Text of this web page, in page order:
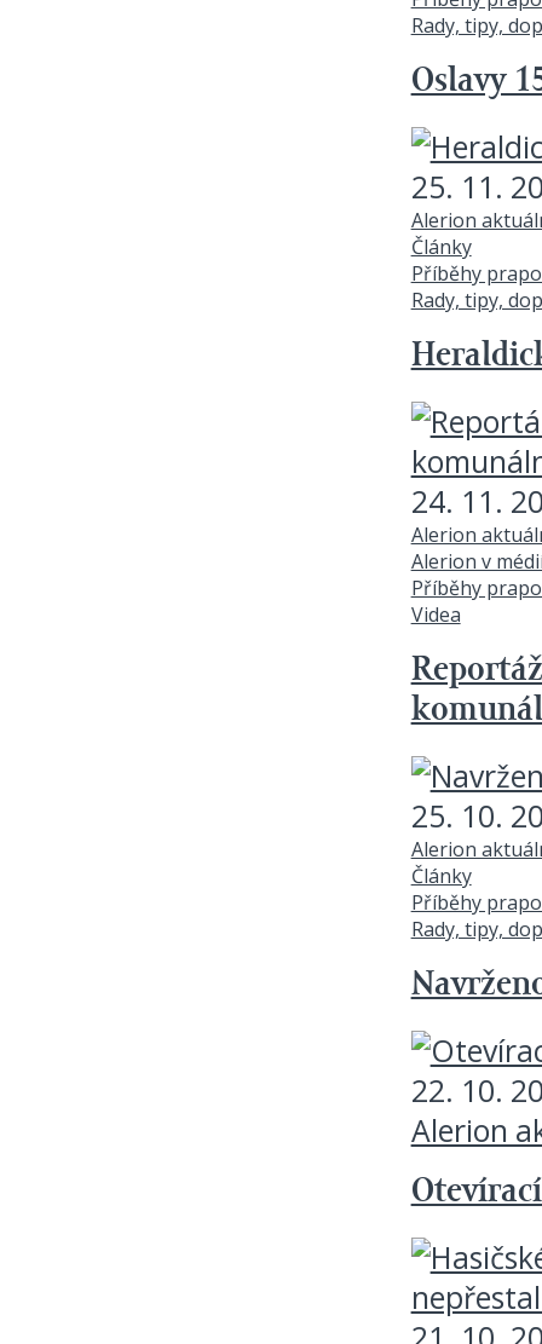
Rady, tipy,
Oslavy
25. 11.
Alerion
Články
Příběhy
Rady, tipy,
24. 11.
Alerion
Alerion v
Příběhy
Videa
25. 10.
Alerion
Články
Příběhy
Rady, tipy,
22. 10.
Alerion